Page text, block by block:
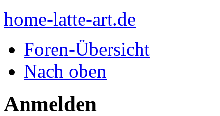
home-latte-art.de
Foren-Übersicht
Nach oben
Anmelden